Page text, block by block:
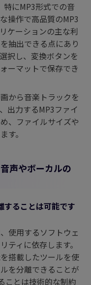
にMP3形式での音
操作で高品質のMP3
ケーションの主な利
抽出できる点にあり
択し、変換ボタンを
ーマットで保存でき
から音楽トラックを
出力するMP3ファイ
、ファイルサイズや
す。
声やボーカルの
することは可能です
使用するソフトウェ
ティに依存します。
搭載したツールを使
を分離できることが
ことは技術的な制約